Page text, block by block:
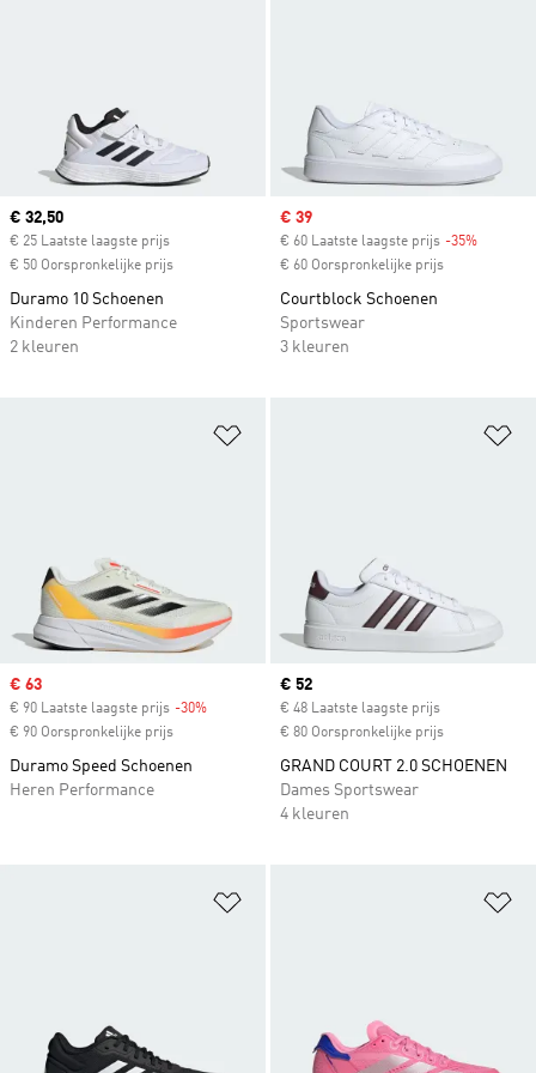
Current price
€ 32,50
€ 25 Laatste laagste prijs
€ 50 Oorspronkelijke prijs
Duramo 10 Schoenen
Kinderen Performance
2 kleuren
Sale price
€ 39
€ 60 Laatste laagste prijs -35%
€ 60 Oorspronkelijke prijs
Courtblock Schoenen
Sportswear
3 kleuren
Sale price
€ 63
€ 90 Laatste laagste prijs -30%
€ 90 Oorspronkelijke prijs
Duramo Speed Schoenen
Heren Performance
Current price
€ 52
€ 48 Laatste laagste prijs
€ 80 Oorspronkelijke prijs
GRAND COURT 2.0 SCHOENEN
Dames Sportswear
4 kleuren